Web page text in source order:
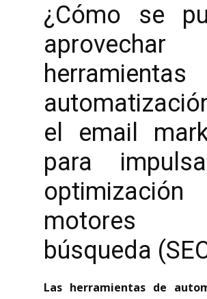
¿Cómo se
el email
para
búsqueda
Las herramientas de